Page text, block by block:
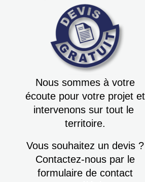
Nous sommes à votre
écoute pour votre projet et
intervenons sur tout le
territoire.
Vous souhaitez un devis ?
Contactez-nous par le
formulaire de contact